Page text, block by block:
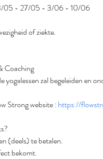
05 - 27/05 - 3/06 - 10/06
of ziekte.
Coaching
zal begeleiden en
Strong website : https://
(deels) te betalen.
bekomt.